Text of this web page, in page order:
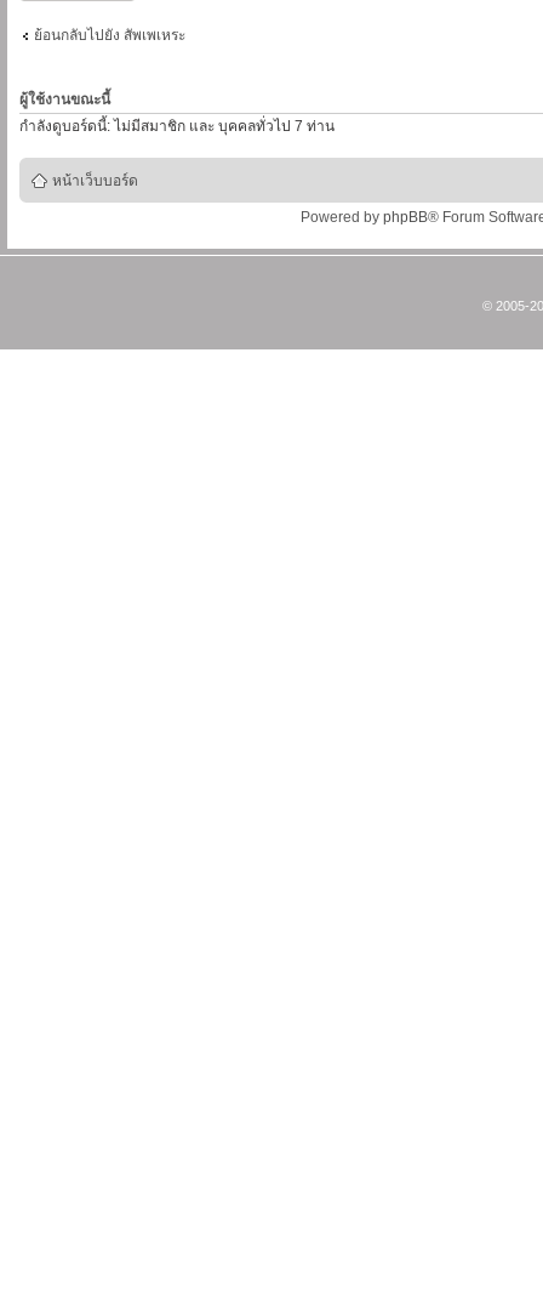
ย้อนกลับไปยัง สัพเพเหระ
ผู้ใช้งานขณะนี้
กำลังดูบอร์ดนี้: ไม่มีสมาชิก และ บุคคลทั่วไป 7 ท่าน
หน้าเว็บบอร์ด
Powered by phpBB® Forum
© 2005-